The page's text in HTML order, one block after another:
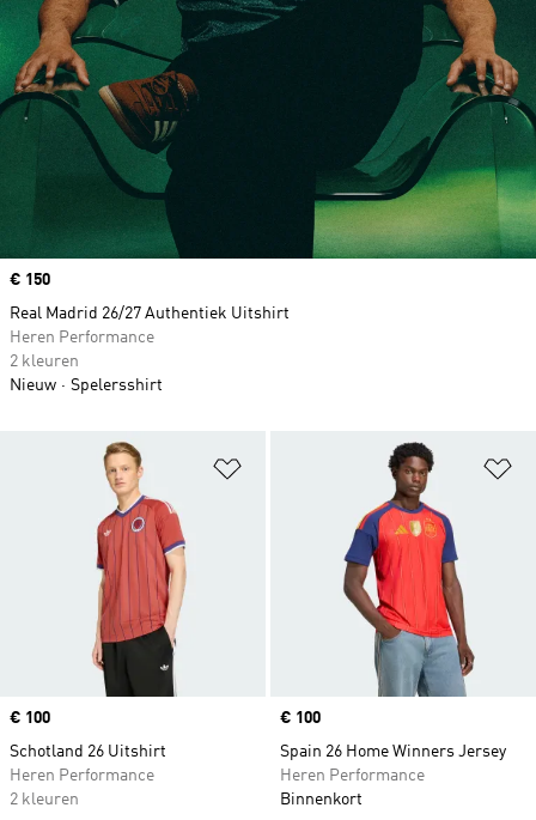
Op verlanglijst zetten
Price
€ 100
Schotland 26 Uitshirt
Heren Performance
2 kleuren
Price
€ 100
Spain 26 Home Winners Jersey
Heren Performance
Binnenkort
Price
€ 150
Real Madrid 26/27 Authentiek Uitshirt
Heren Performance
2 kleuren
Nieuw
Spelersshirt